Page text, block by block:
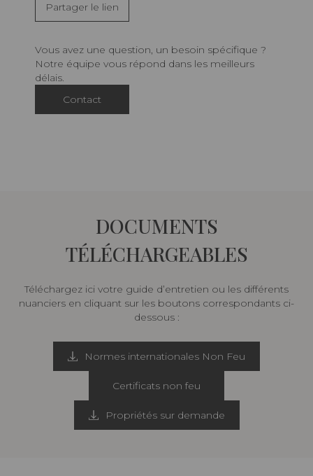
Partager le lien
Vous avez une question, un besoin spécifique ?
Notre équipe vous répond dans les meilleurs
délais.
Contact
DOCUMENTS
TÉLÉCHARGEABLES
Téléchargez ici votre guide d’entretien ou les différents
nuanciers en cliquant sur les boutons correspondants ci-
dessous :
Normes internationales Non Feu
Certificats non feu
Propriétés sur demande